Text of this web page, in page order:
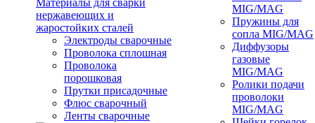
Материалы для сварки
нержавеющих и
жаростойких сталей
Электроды сварочные
Проволока сплошная
Проволока
порошковая
Прутки присадочные
Флюс сварочный
Ленты сварочные
MIG/MAG
Пружины для
сопла MIG/MAG
Диффузоры
газовые
MIG/MAG
Ролики подачи
проволоки
MIG/MAG